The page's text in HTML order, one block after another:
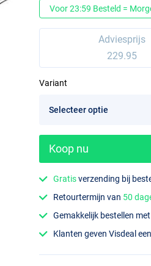
Voor 23:59 Besteld =
Adviesprijs
229.95
Variant
Koop nu
Gratisverzending bij
Retourtermijn van 50
Gemakkelijk bestellen
Klanten geven Visdeal